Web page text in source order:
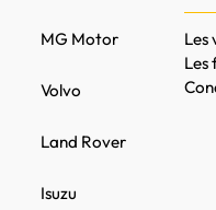
MG Motor
Volvo
Land Rover
Isuzu
Les
Les